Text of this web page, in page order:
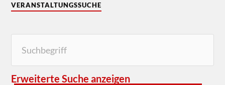
VERANSTALTUNGSSUCHE
Erweiterte Suche anzeigen